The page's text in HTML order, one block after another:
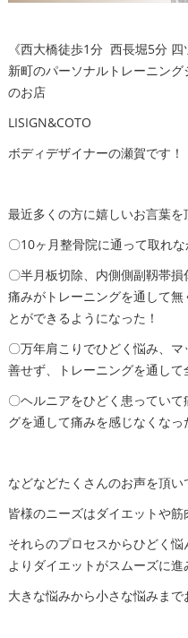
《西大橋徒歩1分 西長堀5分
新町のパーソナルトレーニン
のお店
LISIGN&COTO
ボディデザイナーの瀬賀です！
最近多くの方に嬉しいお言葉を
〇10ヶ月整骨院に通って取れ
〇半月板切除、内側側副靱帯
痛みがトレーニングを通して
とができるようになった！
〇万年肩こりでひどく悩み、
善せず、トレーニングを通して
〇ヘルニアをひどく患ってい
グを通して痛みを感じなくなっ
などなどたくさんのお声を頂い
皆様のニーズはダイエットや筋
それらのプロセスからひどく悩
よりダイエットがスムーズに進
大きな悩みから小さな悩みまで